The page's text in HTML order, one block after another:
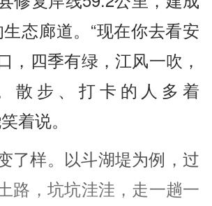
态廊道。“现在你去看安
，四季有绿，江风一吹，
散步、打卡的人多着
着说。
了样。以斗湖堤为例，过
路，坑坑洼洼，走一趟一